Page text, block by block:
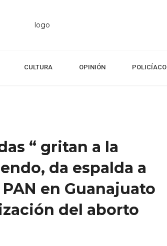
CULTURA OPINIÓN POLICÍACO
“ gritan a la
da espalda a
en Guanajuato
del aborto